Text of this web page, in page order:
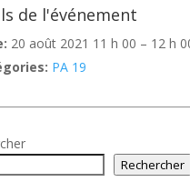
de l'événement
20 août 2021 11 h 00 – 12 h
PA 19
Rechercher